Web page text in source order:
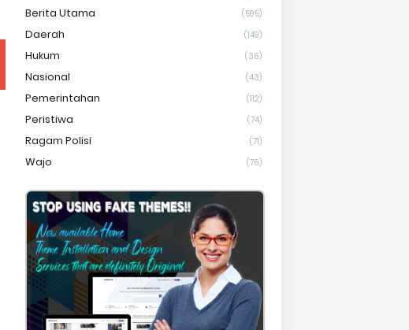
Berita Utama (595)
Daerah (149)
Hukum (36)
Nasional (43)
Pemerintahan (112)
Peristiwa (74)
Ragam Polisi (71)
Wajo (76)